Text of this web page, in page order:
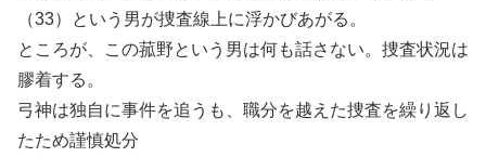
（33）という男が捜査線上に浮かびあがる。
ところが、この菰野という男は何も話さない。捜査状況は
膠着する。
弓神は独自に事件を追うも、職分を越えた捜査を繰り返し
たため謹慎処分